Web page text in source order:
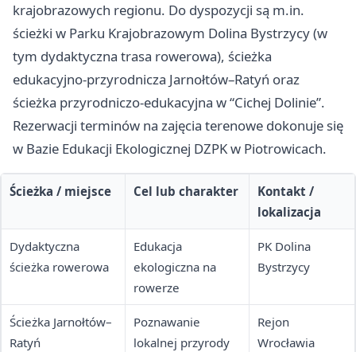
krajobrazowych regionu. Do dyspozycji są m.in.
ścieżki w Parku Krajobrazowym Dolina Bystrzycy (w
tym dydaktyczna trasa rowerowa), ścieżka
edukacyjno-przyrodnicza Jarnołtów–Ratyń oraz
ścieżka przyrodniczo-edukacyjna w “Cichej Dolinie”.
Rezerwacji terminów na zajęcia terenowe dokonuje się
w Bazie Edukacji Ekologicznej DZPK w Piotrowicach.
Ścieżka / miejsce Cel lub charakter
Kontakt /
lokalizacja
Dydaktyczna
ścieżka rowerowa
Edukacja
ekologiczna na
rowerze
PK Dolina
Bystrzycy
Ścieżka Jarnołtów–
Ratyń
Poznawanie
lokalnej przyrody
Rejon
Wrocławia